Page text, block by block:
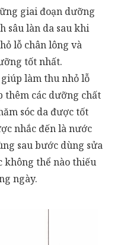
giai đoạn dưỡng
sâu làn da sau khi
lỗ chân lông và
tốt nhất.
làm thu nhỏ lỗ
thêm các dưỡng chất
sóc da được tốt
nhắc đến là nước
sau bước dùng sửa
thể nào thiếu
ngày.